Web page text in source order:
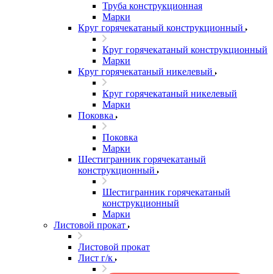
Труба конструкционная
Марки
Круг горячекатаный конструкционный
Круг горячекатаный конструкционный
Марки
Круг горячекатаный никелевый
Круг горячекатаный никелевый
Марки
Поковка
Поковка
Марки
Шестигранник горячекатаный
конструкционный
Шестигранник горячекатаный
конструкционный
Марки
Листовой прокат
Листовой прокат
Лист г/к